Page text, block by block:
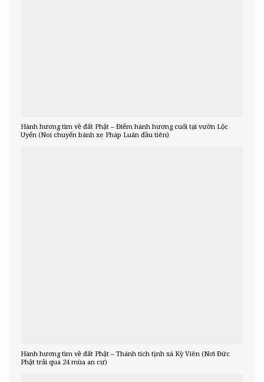
Hành hương tìm về đất Phật – Điểm hành hương cuối tại vườn Lộc
Uyển (Noi chuyển bánh xe Pháp Luân đầu tiên)
Hành hương tìm về đất Phật – Thánh tích tịnh xá Kỳ Viên (Nơi Đức
Phật trải qua 24 mùa an cư)